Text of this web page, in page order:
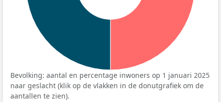
Bevolking: aantal en percentage inwoners op 1 januari 2025
naar geslacht (klik op de vlakken in de donutgrafiek om de
aantallen te zien).